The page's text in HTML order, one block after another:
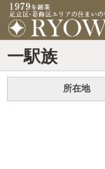
一駅族
所在地